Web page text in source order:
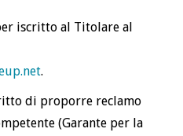
iscritto al Titolare al
.
di proporre reclamo
(Garante per la